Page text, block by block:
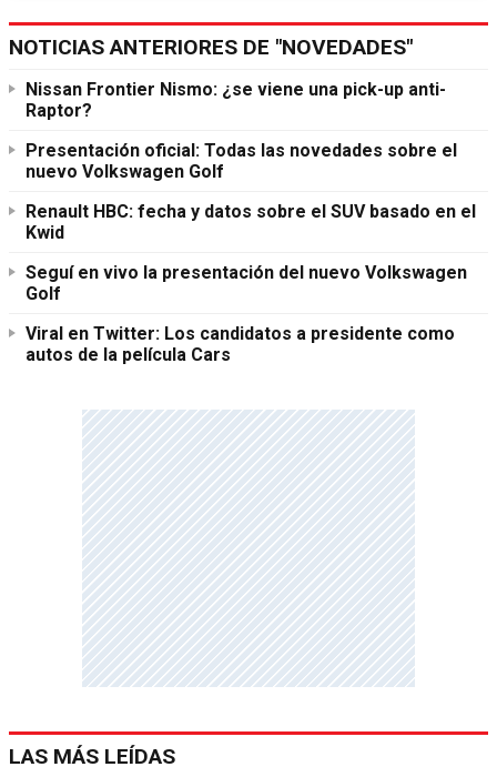
NOTICIAS ANTERIORES DE "NOVEDADES"
Nissan Frontier Nismo: ¿se viene una pick-up anti-
Raptor?
Presentación oficial: Todas las novedades sobre el
nuevo Volkswagen Golf
Renault HBC: fecha y datos sobre el SUV basado en el
Kwid
Seguí en vivo la presentación del nuevo Volkswagen
Golf
Viral en Twitter: Los candidatos a presidente como
autos de la película Cars
LAS MÁS LEÍDAS